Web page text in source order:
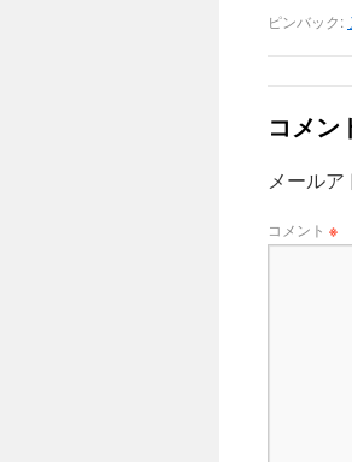
ピンバック:
コメン
メールア
コメント ※